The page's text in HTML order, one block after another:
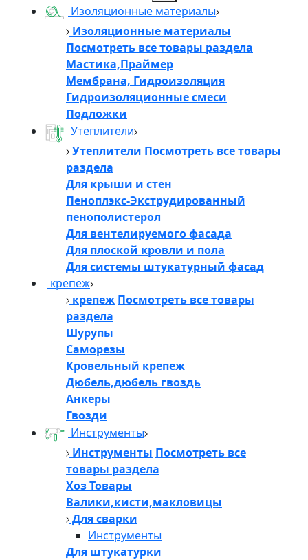
Изоляционные материалы
Изоляционные материалы
Посмотреть все товары раздела
Мастика,Праймер
Мембрана, Гидроизоляция
Гидроизоляционные смеси
Подложки
Утеплители
Утеплители Посмотреть все товары
раздела
Для крыши и стен
Пеноплэкс-Экструдированный
пенополистерол
Для вентелируемого фасада
Для плоской кровли и пола
Для системы штукатурный фасад
крепеж
крепеж Посмотреть все товары
раздела
Шурупы
Саморезы
Кровельный крепеж
Дюбель,дюбель гвоздь
Анкеры
Гвозди
Инструменты
Инструменты Посмотреть все
товары раздела
Хоз Товары
Валики,кисти,макловицы
Для сварки
Инструменты
Для штукатурки
👋
Добро пожаловать!
Напишите нам, и мы обязательно вам ответим